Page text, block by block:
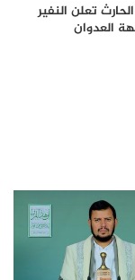
تعلن النفير
العدوان